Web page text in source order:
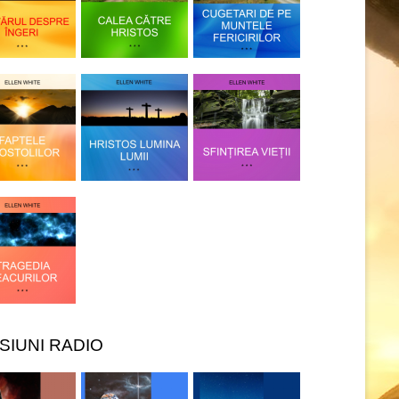
RADIO